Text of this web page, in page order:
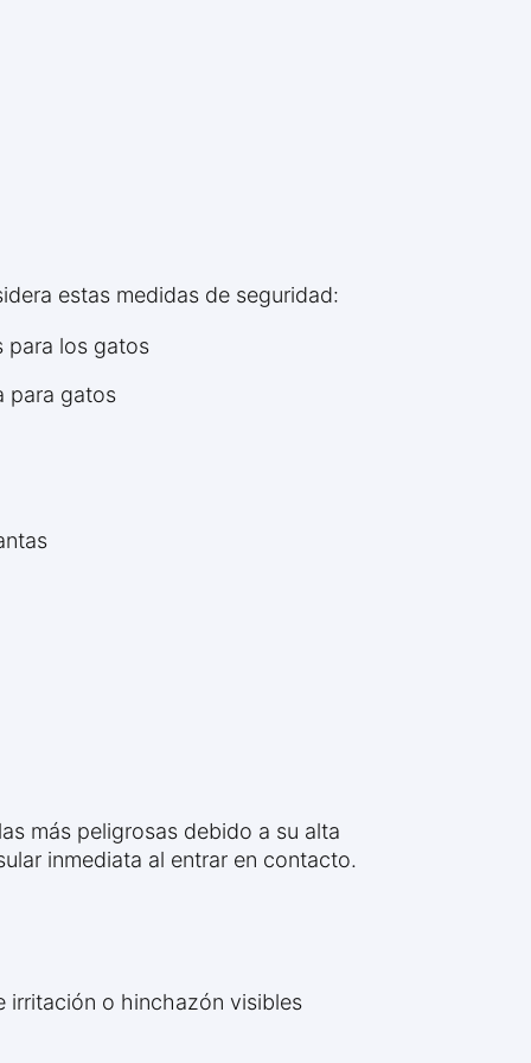
estas medidas de seguridad:
para los gatos
para gatos
más peligrosas debido a su alta
inmediata al entrar en contacto.
irritación o hinchazón visibles